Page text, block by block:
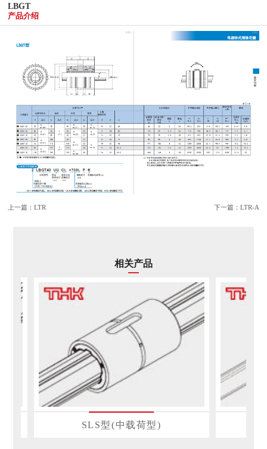
LBGT
产品介绍
上一篇：LTR 下一篇： LTR-A
相关产品
SLS型(中载荷型)